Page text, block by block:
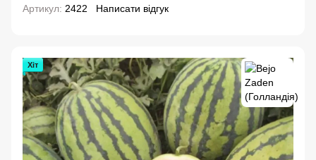
Артикул: 2422 Написати відгук
Хіт